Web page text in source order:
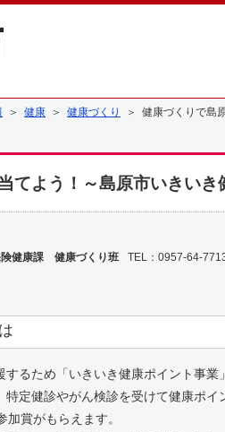
＞ 健康 ＞ 健康づくり ＞ 健康づくりで島
てよう！～島原市いきいき
健康課 健康づくり班 TEL：0957-64-
るため「いきいき健康ポイント事業
定健診やがん検診を受けて健康ポイ
賞がもらえます。